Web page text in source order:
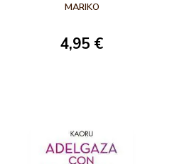
MINUTOS
MARIKO
4,95 €